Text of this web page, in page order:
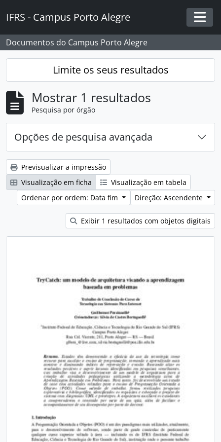
IFRS - Campus Porto Alegre
Documentos do Campus Porto Alegre
Limite os seus resultados
Mostrar 1 resultados
Pesquisa por órgão
Opções de pesquisa avançada
Previsualizar a impressão
Visualização em ficha
Visualização em tabela
Ordenar por ordem: Data fim
Direção: Ascendente
Exibir 1 resultados com objetos digitais